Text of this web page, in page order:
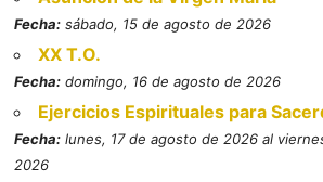
Fecha: sábado, 15 de agosto de 2026
XX T.O.
Fecha: domingo, 16 de agosto de 2026
Ejercicios Espirituales para
Fecha: lunes, 17 de agosto de 2026 al
2026